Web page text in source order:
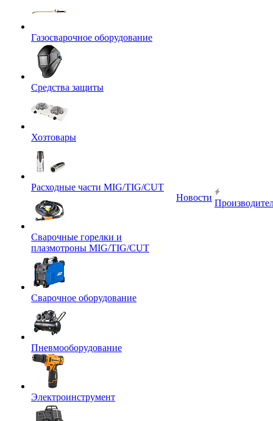
Газосварочное оборудование
Средства защиты
Хозтовары
Расходные части MIG/TIG/CUT
Сварочные горелки и
плазмотроны MIG/TIG/CUT
Сварочное оборудование
Пневмооборудование
Электроинструмент
Новости